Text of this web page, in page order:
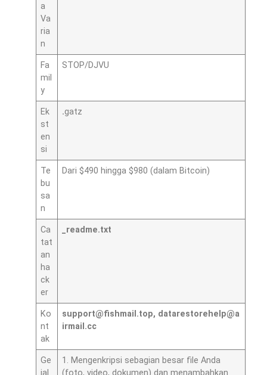
a
Va
ria
n
Fa
mil
y
STOP/DJVU
Ek
st
en
si
.gatz
Te
bu
sa
n
Dari $490 hingga $980 (dalam Bitcoin)
Ca
tat
an
ha
ck
er
_readme.txt
Ko
nt
ak
support@fishmail.top, datarestorehelp@a
irmail.cc
Ge
1. Mengenkripsi sebagian besar file Anda